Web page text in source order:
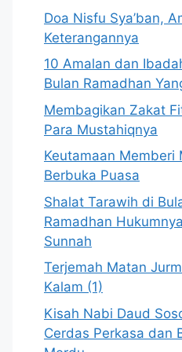
Doa Nisfu Sya’ban,
Keterangannya
10 Amalan dan
Bulan Ramadhan
Membagikan Zakat
Para Mustahiqnya
Keutamaan Memberi
Berbuka Puasa
Shalat Tarawih di
Ramadhan
Sunnah
Terjemah Matan
Kalam (1)
Kisah Nabi Daud
Cerdas Perkasa dan